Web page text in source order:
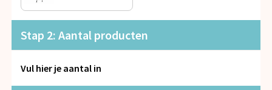
Stap 2: Aantal producten
Vul hier je aantal in